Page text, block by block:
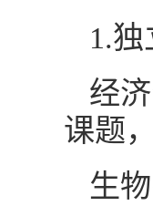
1.
经
课题
生